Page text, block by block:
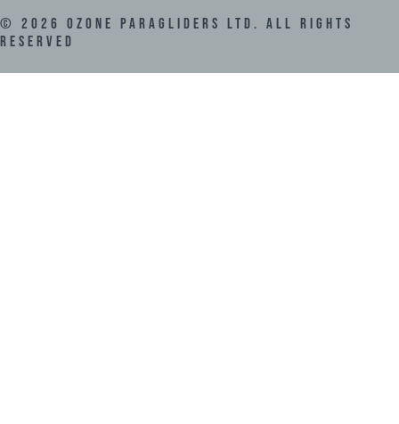
© 2026 Ozone Paragliders LTD. All Rights
Reserved